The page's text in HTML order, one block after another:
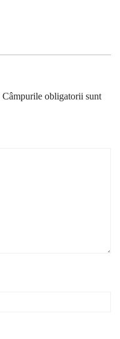
Câmpurile obligatorii sunt